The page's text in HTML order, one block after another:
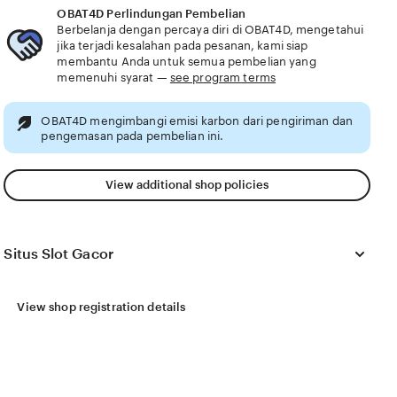
OBAT4D Perlindungan Pembelian
Berbelanja dengan percaya diri di OBAT4D, mengetahui
jika terjadi kesalahan pada pesanan, kami siap
membantu Anda untuk semua pembelian yang
memenuhi syarat — see program terms
OBAT4D mengimbangi emisi karbon dari pengiriman dan
pengemasan pada pembelian ini.
View additional shop policies
Situs Slot Gacor
View shop registration details